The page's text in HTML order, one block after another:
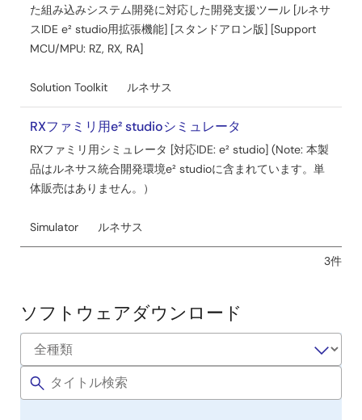
ド、関連ドキュメントへの参照を提供します。略語の説明
やハードウェア仕様、セットアップ、デバッグ、ファーム
ウェア統合に関するマニュアルも含まれ、ブートローダの
効果的な活用を支援します。
マニュアル－開発ツール
[CS+] Renesas Starter Kit+ for RX72N スマート・コンフィ
グレータ チュートリアルマニュアル Rev.1.00
PDF
2.62 MB
English
2019年11月29日
マニュアル－開発ツール
[CS+] Renesas Starter Kit+ for RX72N チュートリアルマニ
2019年11月29日
マニュアル－開発ツール
[e² studio] Renesas Starter Kit+ for RX72N スマート・コ
ンフィグレータ チュートリアルマニュアル Rev.1.00
た組み込みシステム開発に対応した開発支援ツール [ルネサ
スIDE e² studio用拡張機能] [スタンドアロン版] [Support
MCU/MPU: RZ, RX, RA]
Solution Toolkit ルネサス
RXファミリ用e² studioシミュレータ
RXファミリ用シミュレータ [対応IDE: e² studio] (Note: 本製
品はルネサス統合開発環境e² studioに含まれています。単
体販売はありません。）
Simulator ルネサス
3件
ソフトウェアダウンロード